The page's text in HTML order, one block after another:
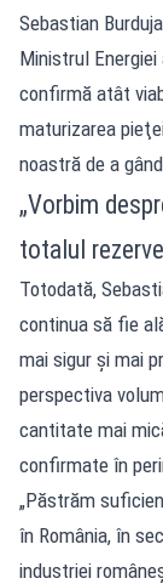
Sebastian
Ministrul
confirmă atât
maturizarea
noastră de a
„Vorbim
totalul
Totodată,
continua să fie
mai sigur și mai
perspectiva
cantitate mai
confirmate în
„Păstrăm
în România, în
industriei